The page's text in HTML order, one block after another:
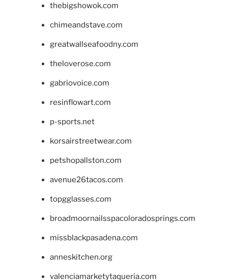
thebigshowok.com
chimeandstave.com
greatwallseafoodny.com
theloverose.com
gabriovoice.com
resinflowart.com
p-sports.net
korsairstreetwear.com
petshopallston.com
avenue26tacos.com
topgglasses.com
broadmoornailsspacoloradosprings.com
missblackpasadena.com
anneskitchen.org
valenciamarketytaqueria.com